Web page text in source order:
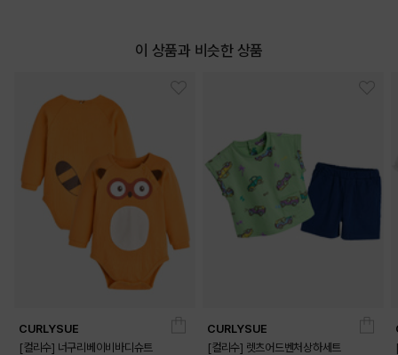
이 상품과 비슷한 상품
CURLYSUE
[컬리수] 너구리베이비바디슈트
CURLYSUE
[컬리수] 렛츠어드벤처상하세트